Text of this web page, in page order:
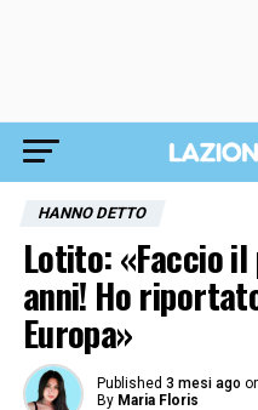
HANNO DETTO
Lotito: «Faccio
anni! Ho
Europa»
Published 3 mesi ago
By Maria Floris